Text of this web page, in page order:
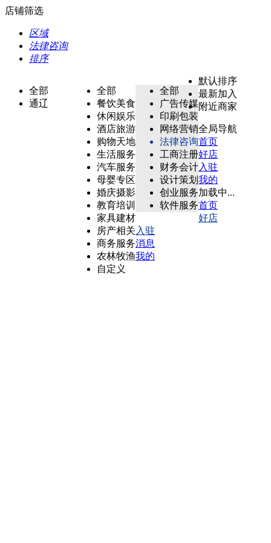
店铺筛选
区域
法律咨询
排序
全部
通辽
全部
餐饮美食
休闲娱乐
酒店旅游
购物天地
生活服务
汽车服务
母婴专区
婚庆摄影
教育培训
家具建材
房产相关
商务服务
农林牧渔
自定义
全部
广告传媒
印刷包装
网络营销
法律咨询
工商注册
财务会计
设计策划
创业服务
软件服务
默认排序
最新加入
附近商家
全局导航
首页
好店
入驻
我的
加载中...
首页
好店
入驻
消息
我的